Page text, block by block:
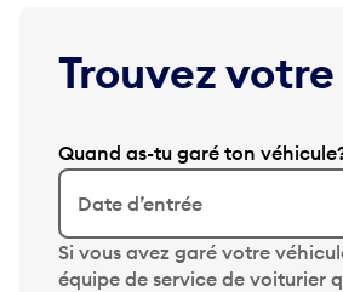
Trouvez
Quand as-tu garé ton
Date d’entrée
A
p
Si vous avez garé votre
équipe de service de voiturier